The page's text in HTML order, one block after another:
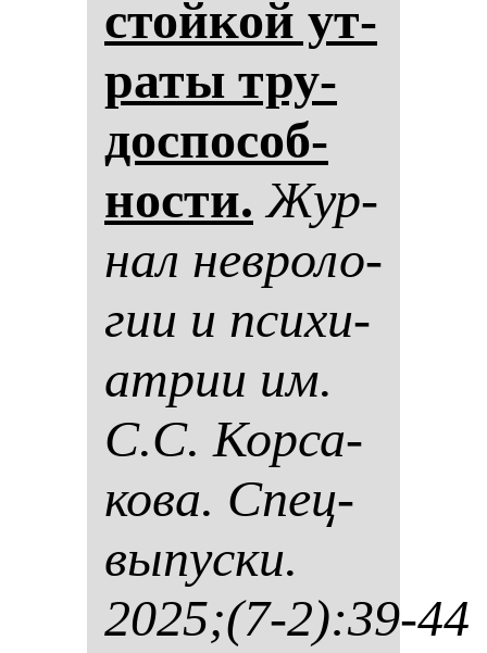
стой­кой ут­
ра­ты тру­
дос­по­соб­
нос­ти. Жур­
нал нев­ро­ло­
гии и пси­хи­
ат­рии им.
С.С. Кор­са­
ко­ва. Спец­
вы­пус­ки.
2025;(7-2):39-44